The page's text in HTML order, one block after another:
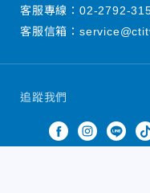
追蹤我們
客服專線： 02-2792-
客服信箱：